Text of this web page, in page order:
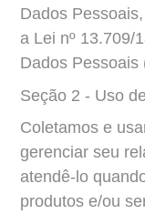
Dados
a Lei nº 13.709/
Dados Pessoais
Seção 2 - Uso
Coletamos e
gerenciar seu
atendê-lo
produtos e/ou